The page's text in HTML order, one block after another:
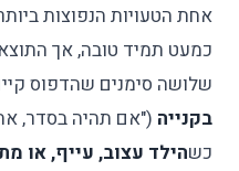
אחת הטעויות הנפוצות
כמעט תמיד טובה, אך
שלושה סימנים שהדפוס
בקנייה ("אם תהיה בסדר,
כשהילד עצוב, עייף, או